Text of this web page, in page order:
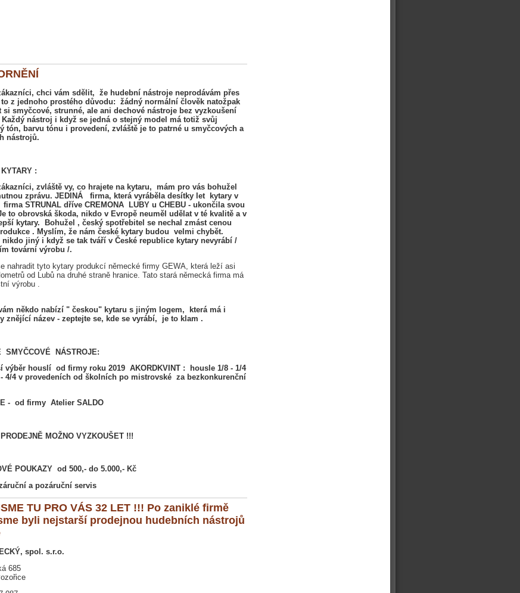
chci vám sdělit, že hudební nástroje neprodávám přes
to z jednoho prostého důvodu: žádný normální člověk natožpak
si smyčcové, strunné, ale ani dechové nástroje bez vyzkoušení
nástroj i když se jedná o stejný model má totiž svůj
tón, barvu tónu i provedení, zvláště je to patrné u smyčcových a
nástrojů.
:
zvláště vy, co hrajete na kytaru, mám pro vás bohužel
zprávu. JEDINÁ firma, která vyráběla desítky let kytary v
STRUNAL dříve CREMONA LUBY u CHEBU - ukončila svou
to obrovská škoda, nikdo v Evropě neuměl udělat v té kvalitě a v
kytary. Bohužel , český spotřebitel se nechal zmást cenou
. Myslím, že nám české kytary budou velmi chybět.
nikdo jiný i když se tak tváří v České republice kytary nevyrábí /
tovární výrobu /.
nahradit tyto kytary produkcí německé firmy GEWA, která leží asi
od Lubů na druhé straně hranice. Tato stará německá firma má
výrobu .
někdo nabízí " českou" kytaru s jiným logem, která má i
znějící název - zeptejte se, kde se vyrábí, je to klam .
SMYČCOVÉ NÁSTROJE:
výběr houslí od firmy roku 2019 AKORDKVINT : housle 1/8 - 1/4
4/4 v provedeních od školních po mistrovské za bezkonkurenční
- od firmy Atelier SALDO
MOŽNO VYZKOUŠET !!!
POUKAZY od 500,- do 5.000,- Kč
a pozáruční servis
TU PRO VÁS 32 LET !!! Po zaniklé firmě
byli nejstarší prodejnou hudebních nástrojů
spol. s.r.o.
685